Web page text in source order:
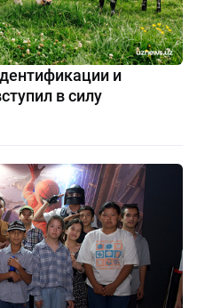
и
в силу